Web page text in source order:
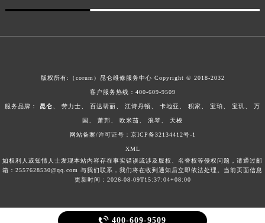
版权所有:（corum）昆仑维修服务中心 Copyright © 2018-2032
客户服务热线： 400-609-9509
服务品牌： 昆仑 劳力士 百达翡丽 江诗丹顿 卡地亚 积家 宝珀 宝玑 万
国 萧邦 欧米茄 浪琴 天梭
网站备案/许可证号：京ICP备32134412号-1
XML
如权利人或知情人士发现本站内容存在事实错误或涉及版权、名誉权等侵权问题，请通过邮
箱：2557628530@qq.com 与我们联系，我们将在收到通知后立即依法处理。当前页面信息
更新时间：2026-08-09T15:37:04+08:00
 400-609-9509